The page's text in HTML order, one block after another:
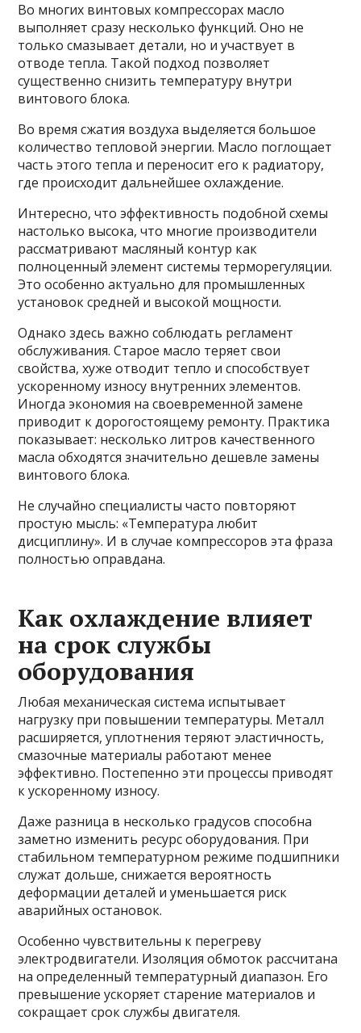
Во многих винтовых компрессорах масло
выполняет сразу несколько функций. Оно не
только смазывает детали, но и участвует в
отводе тепла. Такой подход позволяет
существенно снизить температуру внутри
винтового блока.
Во время сжатия воздуха выделяется большое
количество тепловой энергии. Масло поглощает
часть этого тепла и переносит его к радиатору,
где происходит дальнейшее охлаждение.
Интересно, что эффективность подобной схемы
настолько высока, что многие производители
рассматривают масляный контур как
полноценный элемент системы терморегуляции.
Это особенно актуально для промышленных
установок средней и высокой мощности.
Однако здесь важно соблюдать регламент
обслуживания. Старое масло теряет свои
свойства, хуже отводит тепло и способствует
ускоренному износу внутренних элементов.
Иногда экономия на своевременной замене
приводит к дорогостоящему ремонту. Практика
показывает: несколько литров качественного
масла обходятся значительно дешевле замены
винтового блока.
Не случайно специалисты часто повторяют
простую мысль: «Температура любит
дисциплину». И в случае компрессоров эта фраза
полностью оправдана.
Как охлаждение влияет
на срок службы
оборудования
Любая механическая система испытывает
нагрузку при повышении температуры. Металл
расширяется, уплотнения теряют эластичность,
смазочные материалы работают менее
эффективно. Постепенно эти процессы приводят
к ускоренному износу.
Даже разница в несколько градусов способна
заметно изменить ресурс оборудования. При
стабильном температурном режиме подшипники
служат дольше, снижается вероятность
деформации деталей и уменьшается риск
аварийных остановок.
Особенно чувствительны к перегреву
электродвигатели. Изоляция обмоток рассчитана
на определенный температурный диапазон. Его
превышение ускоряет старение материалов и
сокращает срок службы двигателя.